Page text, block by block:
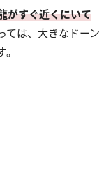
がすぐ近くにいて
ては、大きなドーン